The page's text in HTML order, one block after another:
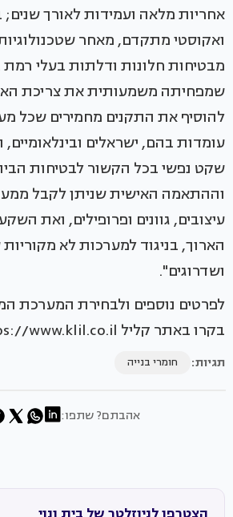
אחריות מלאה ועמידות לאורך שנים;
ואקוסטי מתקדם, מאחר
מבטיחות חלונות ודלתות בעלי רמת
שמפחיתה משמעותית את צריכת
להוסיף את התקנים מחמירים שכל
עומדות בהם, ישראלים
שקט נפשי בכל הקשור לבטיחות
וההתאמה האישית שניתן לקבל
עיצובים, גוונים ופרופילים, ואת
הארוך, בניגוד למערכות לא
ושדרוגים".
לפרטים נוספים ולבחירת המערכת
בקרו באתר קליל https://www.klil.co.il
תגיות: חומרי בנייה
אהבתם? שתפו: